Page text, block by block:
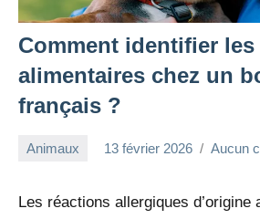
Comment identifier
alimentaires chez un
français ?
Animaux 13 février 2026 Aucun
Les réactions allergiques d’origine